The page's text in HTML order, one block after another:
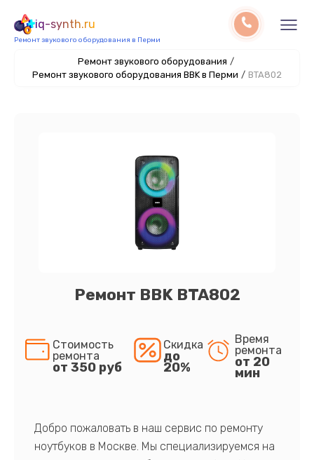
iq-synth.ru
Ремонт звукового оборудования в Перми
Ремонт звукового оборудования /
Ремонт звукового оборудования BBK в Перми / BTA802
Ремонт BBK BTA802
Стоимость
ремонта
от 350 руб
Скидка
до
20%
Время
ремонта
от 20
мин
Добро пожаловать в наш сервис по ремонту
ноутбуков в Москве. Мы специализируемся на